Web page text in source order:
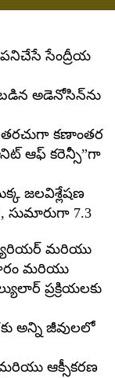
సేంద్రీయ
అడెనోసిన్‌ను
తరచుగా కణాంతర
ఆఫ్ కరెన్సీ”గా
జలవిశ్లేషణ
సుమారుగా 7.3
మరియు
మరియు
ప్రక్రియలకు
అన్ని జీవులలో
ఆక్సీకరణ